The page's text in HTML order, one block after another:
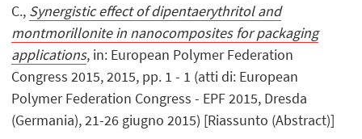
C., Synergistic effect of dipentaerythritol and
montmorillonite in nanocomposites for packaging
applications, in: European Polymer Federation
Congress 2015, 2015, pp. 1 - 1 (atti di: European
Polymer Federation Congress - EPF 2015, Dresda
(Germania), 21-26 giugno 2015) [Riassunto (Abstract)]